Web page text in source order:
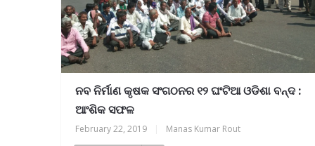
ନବ ନିର୍ମାଣ କୃଷକ ସଂଗଠନର ୧୨ ଘଂଟିଆ ଓଡିଶା ବନ୍ଦ :
ଆଂଶିକ ସଫଳ
February 22, 2019 Manas Kumar Rout